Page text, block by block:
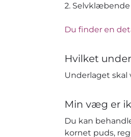
2.
Du finder en
Hvilket
Underlaget skal
Min væg er
Du kan
kornet puds,